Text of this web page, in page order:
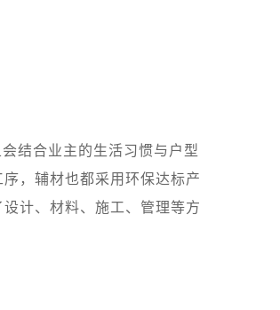
结合业主的生活习惯与户型
，辅材也都采用环保达标产
计、材料、施工、管理等方